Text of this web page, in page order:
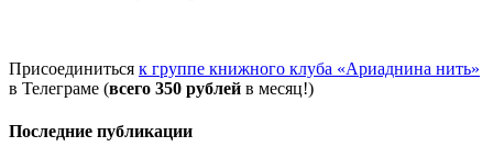
Присоединиться к группе книжного клуба «Ариаднина нить»
в Телеграме (всего 350 рублей в месяц!)
Последние публикации